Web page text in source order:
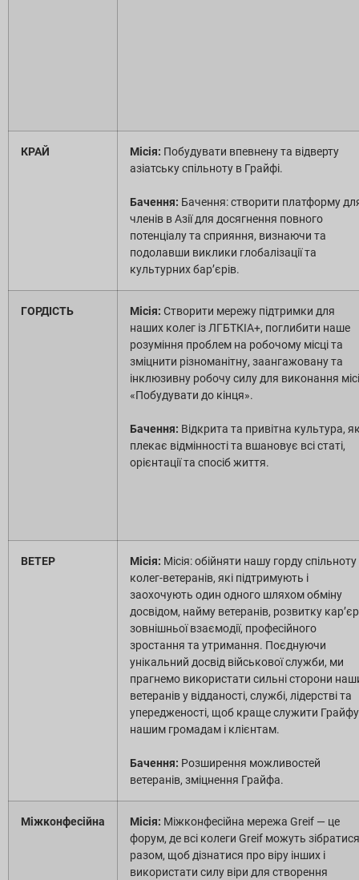
КРАЙ Місія: Побудувати впевнену та відверту
азіатську спільноту в Грайфі.
Бачення: Бачення: створити платформу
членів в Азії для досягнення повного
потенціалу та сприяння, визнаючи та
подолавши виклики глобалізації та
культурних бар’єрів.
ГОРДІСТЬ Місія: Створити мережу підтримки для
наших колег із ЛГБТКІА+, поглибити наше
розуміння проблем на робочому місці та
зміцнити різноманітну, заангажовану та
інклюзивну робочу силу для виконання
«Побудувати до кінця».
Бачення: Відкрита та привітна культура,
плекає відмінності та вшановує всі статі,
орієнтації та спосіб життя.
ВЕТЕР Місія: Місія: обійняти нашу горду спільноту
колег-ветеранів, які підтримують і
заохочують один одного шляхом обміну
досвідом, найму ветеранів, розвитку
зовнішньої взаємодії, професійного
зростання та утримання. Поєднуючи
унікальний досвід військової служби, ми
прагнемо використати сильні сторони
ветеранів у відданості, службі, лідерстві та
упередженості, щоб краще служити
нашим громадам і клієнтам.
Бачення: Розширення можливостей
ветеранів, зміцнення Грайфа.
Міжконфесійна Місія: Міжконфесійна мережа Greif — це
форум, де всі колеги Greif можуть зібратися
разом, щоб дізнатися про віру інших і
використати силу віри для створення